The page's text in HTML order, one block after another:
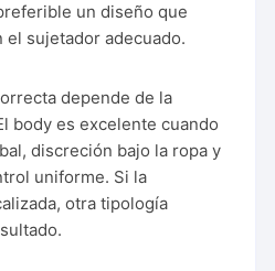
un diseño que
sujetador adecuado.
depende de la
body es excelente cuando
discreción bajo la ropa y
uniforme. Si la
otra tipología